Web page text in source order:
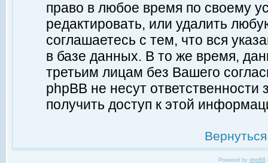
право в любое время по своему
редактировать, или удалить
соглашаетесь с тем, что вся
в базе данных. В то же время,
третьим лицам без Вашего
phpBB не несут ответственности
получить доступ к этой
Powered by phpBB